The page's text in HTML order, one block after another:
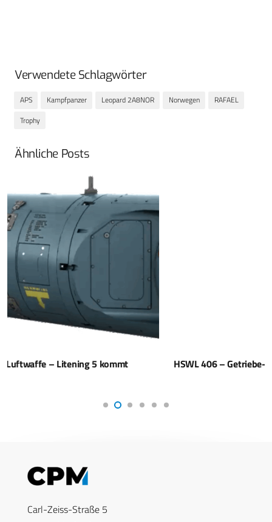
Verwendete Schlagwörter
APS Kampfpanzer Leopard 2A8NOR Norwegen
RAFAEL
Trophy
Ähnliche Posts
HSWL 406 – Getriebe-Revolution bei RENK
Carl-Zeiss-Straße 5